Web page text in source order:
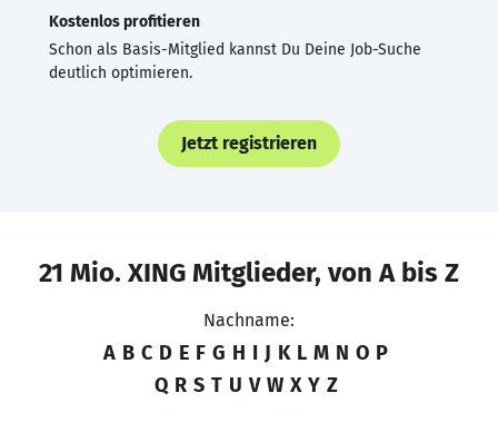
Kostenlos profitieren
Schon als Basis-Mitglied kannst Du Deine Job-Suche
deutlich optimieren.
Jetzt registrieren
21 Mio. XING Mitglieder, von A bis Z
Nachname:
A B C D E F G H I J K L M N O P
Q R S T U V W X Y Z